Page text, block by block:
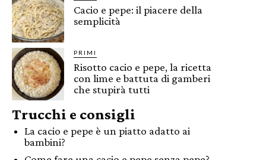
Cacio e pepe: il piacere della
semplicità
PRIMI
Risotto cacio e pepe, la ricetta
con lime e battuta di gamberi
che stupirà tutti
Trucchi e consigli
La cacio e pepe è un piatto adatto ai
bambini?